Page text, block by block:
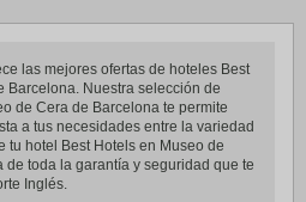
las mejores ofertas de hoteles Best
Barcelona. Nuestra selección de
de Cera de Barcelona te permite
a tus necesidades entre la variedad
tu hotel Best Hotels en Museo de
de toda la garantía y seguridad que te
Inglés.